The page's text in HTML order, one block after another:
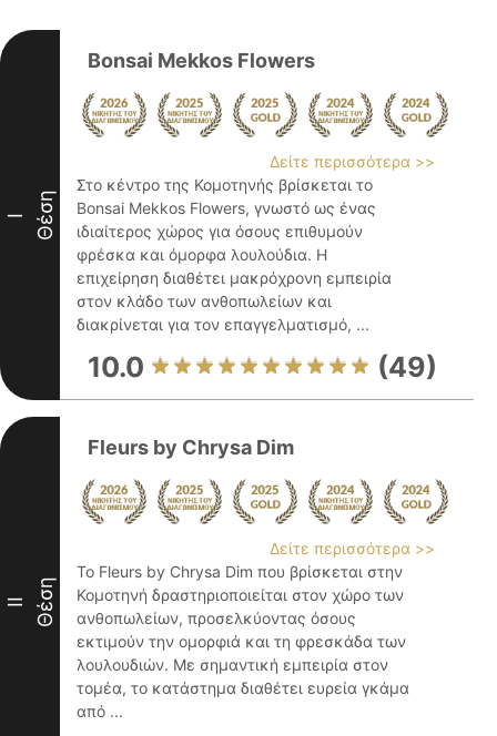
I Θέση
Bonsai Mekkos Flowers
Δείτε περισσότερα >>
Στο κέντρο της Κομοτηνής βρίσκεται το
Bonsai Mekkos Flowers, γνωστό ως ένας
ιδιαίτερος χώρος για όσους επιθυμούν
φρέσκα και όμορφα λουλούδια. Η
επιχείρηση διαθέτει μακρόχρονη εμπειρία
στον κλάδο των ανθοπωλείων και
διακρίνεται για τον επαγγελματισμό, ...
10.0 (49)
II Θέση
Fleurs by Chrysa Dim
Δείτε περισσότερα >>
Το Fleurs by Chrysa Dim που βρίσκεται στην
Κομοτηνή δραστηριοποιείται στον χώρο των
ανθοπωλείων, προσελκύοντας όσους
εκτιμούν την ομορφιά και τη φρεσκάδα των
λουλουδιών. Με σημαντική εμπειρία στον
τομέα, το κατάστημα διαθέτει ευρεία γκάμα
από ...